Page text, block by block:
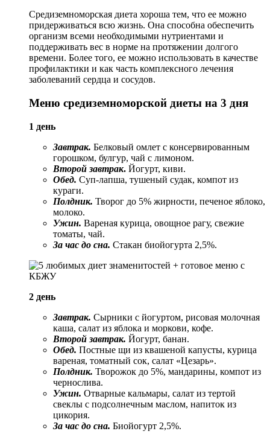
Средиземноморская диета хороша тем, что ее можно
придерживаться всю жизнь. Она способна обеспечить
организм всеми необходимыми нутриентами и
поддерживать вес в норме на протяжении долгого
времени. Более того, ее можно использовать в качестве
профилактики и как часть комплексного лечения
заболеваний сердца и сосудов.
Меню средиземноморской диеты на 3 дня
1 день
Завтрак. Белковый омлет с консервированным
горошком, булгур, чай с лимоном.
Второй завтрак. Йогурт, киви.
Обед. Суп-лапша, тушеный судак, компот из
кураги.
Полдник. Творог до 5% жирности, печеное яблоко,
молоко.
Ужин. Вареная курица, овощное рагу, свежие
томаты, чай.
За час до сна. Стакан биойогурта 2,5%.
2 день
Завтрак. Сырники с йогуртом, рисовая молочная
каша, салат из яблока и моркови, кофе.
Второй завтрак. Йогурт, банан.
Обед. Постные щи из квашеной капусты, курица
вареная, томатный сок, салат «Цезарь».
Полдник. Творожок до 5%, мандарины, компот из
чернослива.
Ужин. Отварные кальмары, салат из тертой
свеклы с подсолнечным маслом, напиток из
цикория.
За час до сна. Биойогурт 2,5%.